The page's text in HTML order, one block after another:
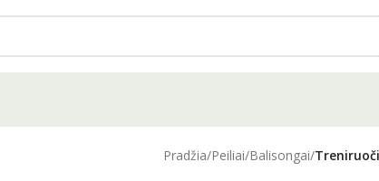
Pradžia/Peiliai/Balisongai/